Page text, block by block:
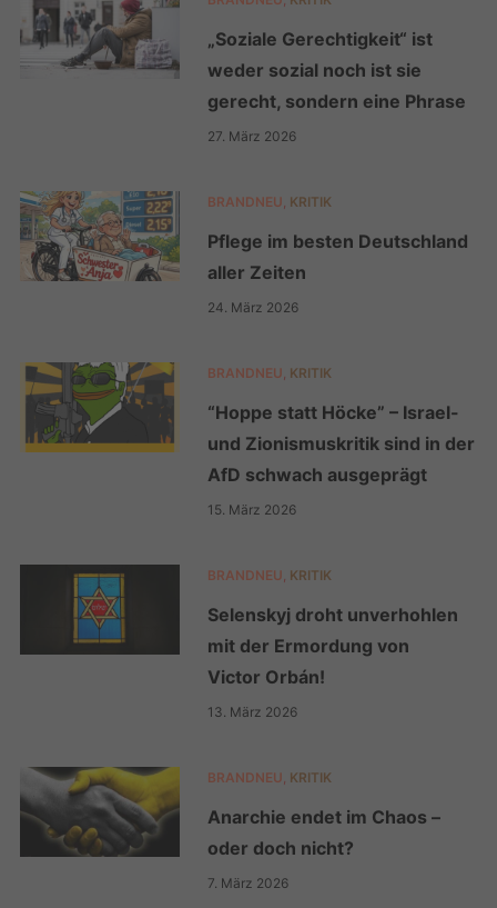
„Soziale Gerechtigkeit“ ist
weder sozial noch ist sie
gerecht, sondern eine Phrase
27. März 2026
BRANDNEU KRITIK
Pflege im besten Deutschland
aller Zeiten
24. März 2026
BRANDNEU KRITIK
“Hoppe statt Höcke” – Israel-
und Zionismuskritik sind in der
AfD schwach ausgeprägt
15. März 2026
BRANDNEU KRITIK
Selenskyj droht unverhohlen
mit der Ermordung von
Victor Orbán!
13. März 2026
BRANDNEU KRITIK
Anarchie endet im Chaos –
oder doch nicht?
7. März 2026